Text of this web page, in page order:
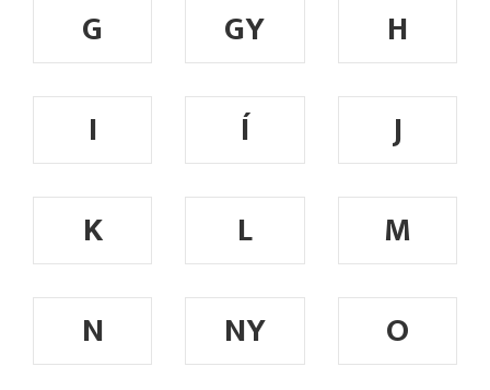
G
GY
H
I
Í
J
K
L
M
N
NY
O